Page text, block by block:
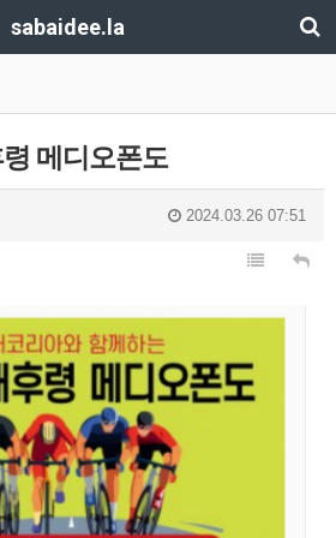
sabaidee.la
메디오폰도
2024.03.26 07:51